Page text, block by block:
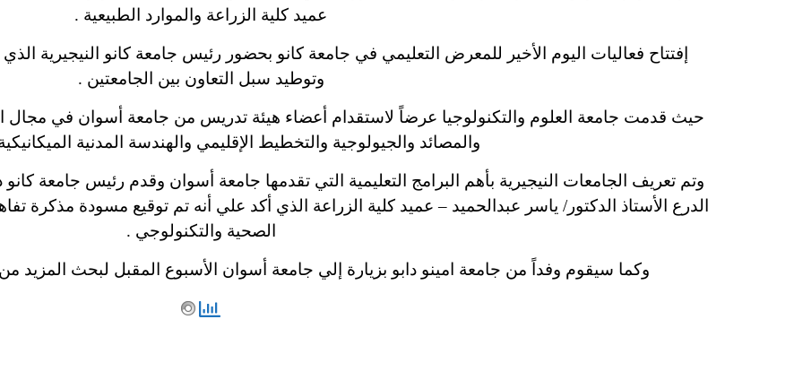
عميد كلية الزراعة والموارد الطبيعية .
إفتتاح فعاليات اليوم الأخير للمعرض التعليمي في جامعة كانو بحضور رئيس جامعة كانو النيجيرية
وتوطيد سبل التعاون بين الجامعتين .
حيث قدمت جامعة العلوم والتكنولوجيا عرضاً لاستقدام أعضاء هيئة تدريس من جامعة أسوان في مجال
والمصائد والجيولوجية والتخطيط الإقليمي والهندسة المدنية
وتم تعريف الجامعات النيجيرية بأهم البرامج التعليمية التي تقدمها جامعة أسوان وقدم رئيس جامعة
الدرع الأستاذ الدكتور/ ياسر عبدالحميد – عميد كلية الزراعة الذي أكد علي أنه تم توقيع مسودة مذكرة
الصحية والتكنولوجي .
وكما سيقوم وفداً من جامعة امينو دابو بزيارة إلي جامعة أسوان الأسبوع المقبل لبحث المزيد